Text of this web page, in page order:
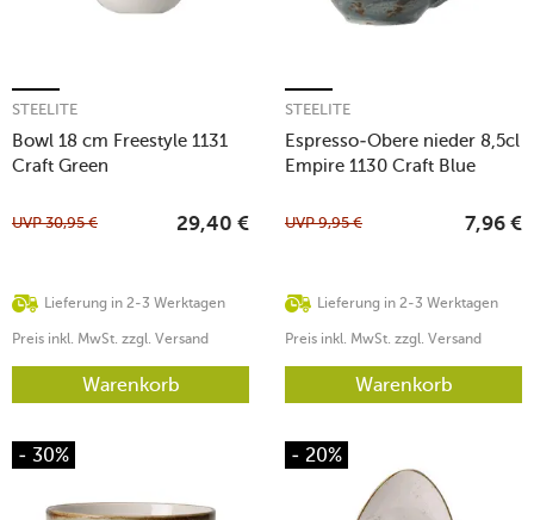
Bowl 18 cm Freestyle 1131
Craft Green
STEELITE
Lieferung in 2-3 Werktagen
UVP30,95 € 29,40 €
Preis inkl. MwSt. zzgl. Versand
Warenkorb
Espresso-Obere nieder 8,5cl
Empire 1130 Craft Blue
STEELITE
Lieferung in 2-3 Werktagen
UVP9,95 € 7,96 €
Preis inkl. MwSt. zzgl. Versand
Warenkorb
- 30% - 20%